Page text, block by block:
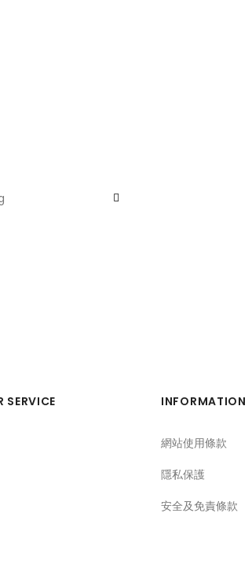
SERVICE INFORMATION
網站使用條款
隱私保護
安全及免責條款